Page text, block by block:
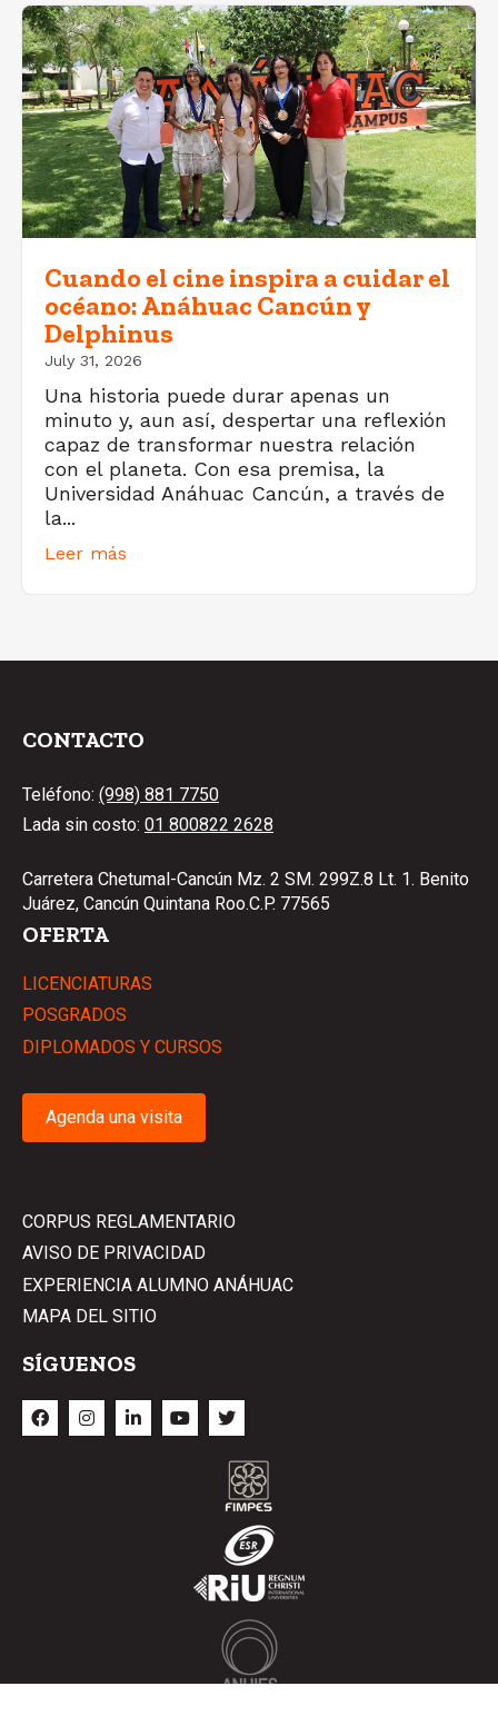
Cuando el cine inspira a cuidar el
océano: Anáhuac Cancún y
Delphinus
July 31, 2026
Una historia puede durar apenas un
minuto y, aun así, despertar una reflexión
capaz de transformar nuestra relación
con el planeta. Con esa premisa, la
Universidad Anáhuac Cancún, a través de
la...
Leer más
CONTACTO
Teléfono: (998) 881 7750
Lada sin costo: 01 800822 2628
Carretera Chetumal-Cancún Mz. 2 SM. 299Z.8 Lt. 1. Benito
Juárez, Cancún Quintana Roo.C.P. 77565
OFERTA
LICENCIATURAS
POSGRADOS
DIPLOMADOS Y CURSOS
Agenda una visita
CORPUS REGLAMENTARIO
AVISO DE PRIVACIDAD
EXPERIENCIA ALUMNO ANÁHUAC
MAPA DEL SITIO
SÍGUENOS